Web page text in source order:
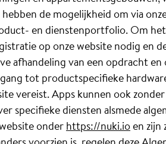
de mogelijkheid om via
en dienstenportfolio. Om
op onze website nodig en
afhandeling van een opdracht
tot productspecifieke
vereist. Apps kunnen ook
specifieke diensten alsmede
onderhttps://nuki.ioen zijn